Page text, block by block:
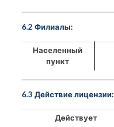
6.2 Филиалы:
Населенный
пункт
6.3 Действие лицензии:
Действует